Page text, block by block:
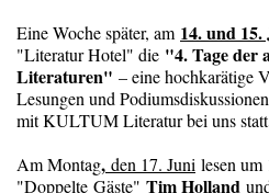
Eine Woche später, am 14. und
"Literatur Hotel" die "4. Tage der
Literaturen" – eine hochkarätige
Lesungen und
mit KULTUM Literatur bei uns
Am Montag, den 17. Juni lesen
"Doppelte Gäste" Tim Holland